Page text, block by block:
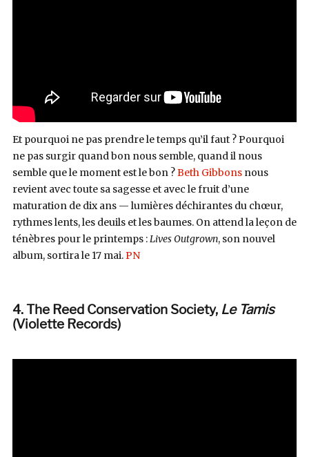
Et pourquoi ne pas prendre le temps qu’il faut ? Pourquoi
ne pas surgir quand bon nous semble, quand il nous
semble que le moment est le bon ?Beth Gibbonsnous
revient avec toute sa sagesse et avec le fruit d’une
maturation de dix ans — lumières déchirantes du chœur,
rythmes lents, les deuils et les baumes. On attend la leçon de
ténèbres pour le printemps : Lives Outgrown, son nouvel
album, sortira le 17 mai. PN
4. The Reed Conservation Society,Le Tamis
(Violette Records)